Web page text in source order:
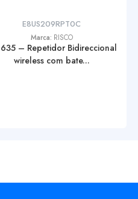
E8US209RPT0C
Marca: RISCO
– Repetidor Bidireccional
wireless com bate...